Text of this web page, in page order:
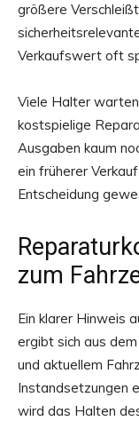
größere
Verkaufswert oft
Viele Halter
kostspielige
Ausgaben kaum
ein früherer
Entscheidung
zum
Ein klarer Hinweis
ergibt sich aus
und aktuellem
Instandsetzungen
wird das Halten